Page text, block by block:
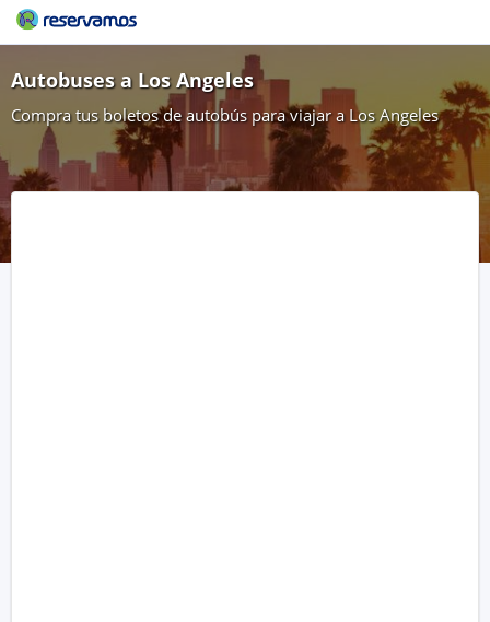
Autobuses a Los Angeles
Compra tus boletos de autobús para viajar a Los Angeles